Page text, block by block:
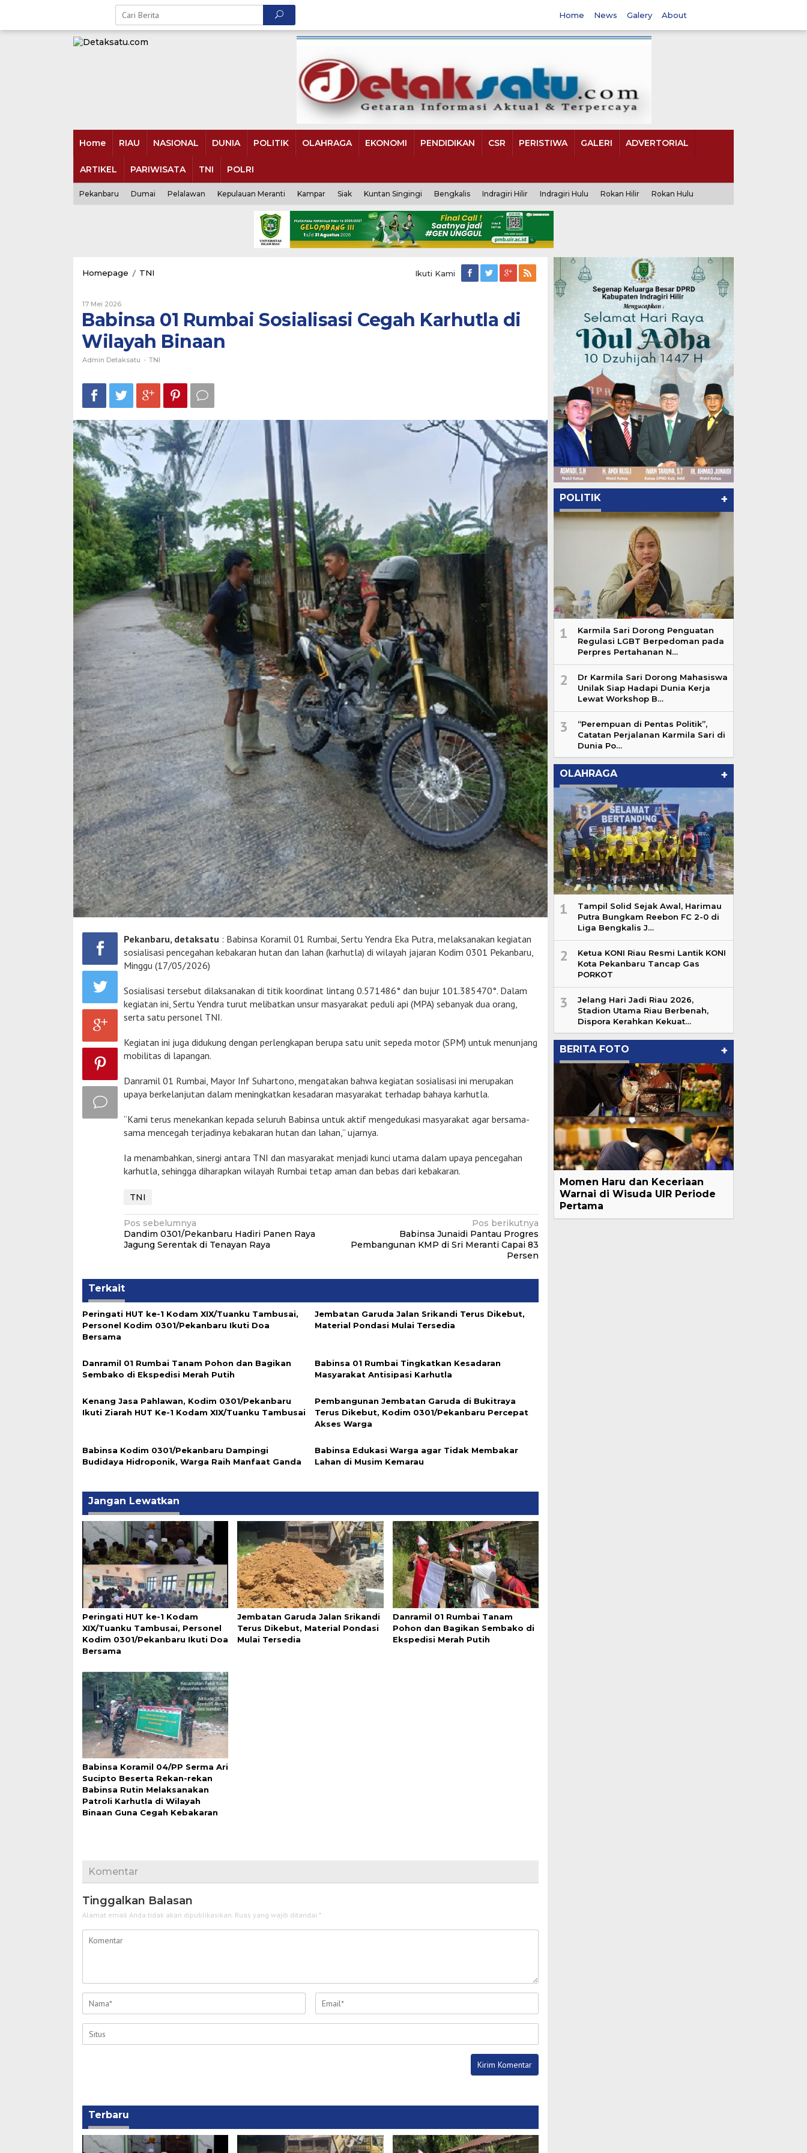
Home News Galery About
Home RIAU NASIONAL DUNIA POLITIK OLAHRAGA EKONOMI PENDIDIKAN CSR PERISTIWA GALERI ADVERTORIAL
ARTIKEL PARIWISATA TNI POLRI
Pekanbaru Dumai Pelalawan Kepulauan Meranti Kampar Siak Kuntan Singingi Bengkalis Indragiri Hilir Indragiri Hulu Rokan Hilir Rokan Hulu
Homepage / TNI
Cegah
Karhutla
di
Wilayah
Binaan
Ikuti Kami
17 Mei 2026Oleh
Admin
Detaksatu
Babinsa 01 Rumbai Sosialisasi Cegah Karhutla di
Wilayah Binaan
Admin Detaksatu - TNI
Pekanbaru, detaksatu : Babinsa Koramil 01 Rumbai, Sertu Yendra Eka Putra, melaksanakan kegiatan
sosialisasi pencegahan kebakaran hutan dan lahan (karhutla) di wilayah jajaran Kodim 0301 Pekanbaru,
Minggu (17/05/2026)
Sosialisasi tersebut dilaksanakan di titik koordinat lintang 0.571486° dan bujur 101.385470°. Dalam
kegiatan ini, Sertu Yendra turut melibatkan unsur masyarakat peduli api (MPA) sebanyak dua orang,
serta satu personel TNI.
Kegiatan ini juga didukung dengan perlengkapan berupa satu unit sepeda motor (SPM) untuk menunjang
mobilitas di lapangan.
Danramil 01 Rumbai, Mayor Inf Suhartono, mengatakan bahwa kegiatan sosialisasi ini merupakan
upaya berkelanjutan dalam meningkatkan kesadaran masyarakat terhadap bahaya karhutla.
“Kami terus menekankan kepada seluruh Babinsa untuk aktif mengedukasi masyarakat agar bersama-
sama mencegah terjadinya kebakaran hutan dan lahan,” ujarnya.
Ia menambahkan, sinergi antara TNI dan masyarakat menjadi kunci utama dalam upaya pencegahan
karhutla, sehingga diharapkan wilayah Rumbai tetap aman dan bebas dari kebakaran.
TNI
Navigasi
pos
Pos sebelumnya
Dandim 0301/Pekanbaru Hadiri Panen Raya
Jagung Serentak di Tenayan Raya
Pos berikutnya
Babinsa Junaidi Pantau Progres
Pembangunan KMP di Sri Meranti Capai 83
Persen
Terkait
Peringati HUT ke-1 Kodam XIX/Tuanku Tambusai,
Personel Kodim 0301/Pekanbaru Ikuti Doa
Bersama
Jembatan Garuda Jalan Srikandi Terus Dikebut,
Material Pondasi Mulai Tersedia
Danramil 01 Rumbai Tanam Pohon dan Bagikan
Sembako di Ekspedisi Merah Putih
Babinsa 01 Rumbai Tingkatkan Kesadaran
Masyarakat Antisipasi Karhutla
Kenang Jasa Pahlawan, Kodim 0301/Pekanbaru
Ikuti Ziarah HUT Ke-1 Kodam XIX/Tuanku Tambusai
Pembangunan Jembatan Garuda di Bukitraya
Terus Dikebut, Kodim 0301/Pekanbaru Percepat
Akses Warga
Babinsa Kodim 0301/Pekanbaru Dampingi
Budidaya Hidroponik, Warga Raih Manfaat Ganda
Babinsa Edukasi Warga agar Tidak Membakar
Lahan di Musim Kemarau
Jangan Lewatkan
Peringati HUT ke-1 Kodam
XIX/Tuanku Tambusai, Personel
Kodim 0301/Pekanbaru Ikuti Doa
Bersama
Jembatan Garuda Jalan Srikandi
Terus Dikebut, Material Pondasi
Mulai Tersedia
Danramil 01 Rumbai Tanam
Pohon dan Bagikan Sembako di
Ekspedisi Merah Putih
Babinsa Koramil 04/PP Serma Ari
Sucipto Beserta Rekan-rekan
Babinsa Rutin Melaksanakan
Patroli Karhutla di Wilayah
Binaan Guna Cegah Kebakaran
Komentar
Tinggalkan Balasan
Alamat email Anda tidak akan dipublikasikan. Ruas yang wajib ditandai *
Terbaru
POLITIK +
1
Karmila Sari Dorong Penguatan
Regulasi LGBT Berpedoman pada
Perpres Pertahanan N…
2
Dr Karmila Sari Dorong Mahasiswa
Unilak Siap Hadapi Dunia Kerja
Lewat Workshop B…
3
“Perempuan di Pentas Politik”,
Catatan Perjalanan Karmila Sari di
Dunia Po…
OLAHRAGA +
1
Tampil Solid Sejak Awal, Harimau
Putra Bungkam Reebon FC 2-0 di
Liga Bengkalis J…
2
Ketua KONI Riau Resmi Lantik KONI
Kota Pekanbaru Tancap Gas
PORKOT
3
Jelang Hari Jadi Riau 2026,
Stadion Utama Riau Berbenah,
Dispora Kerahkan Kekuat…
BERITA FOTO +
Momen Haru dan Keceriaan
Warnai di Wisuda UIR Periode
Pertama